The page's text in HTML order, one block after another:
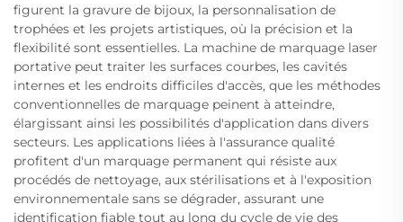
figurent la gravure de bijoux, la personnalisation de
trophées et les projets artistiques, où la précision et la
flexibilité sont essentielles. La machine de marquage laser
portative peut traiter les surfaces courbes, les cavités
internes et les endroits difficiles d'accès, que les méthodes
conventionnelles de marquage peinent à atteindre,
élargissant ainsi les possibilités d'application dans divers
secteurs. Les applications liées à l'assurance qualité
profitent d'un marquage permanent qui résiste aux
procédés de nettoyage, aux stérilisations et à l'exposition
environnementale sans se dégrader, assurant une
identification fiable tout au long du cycle de vie des